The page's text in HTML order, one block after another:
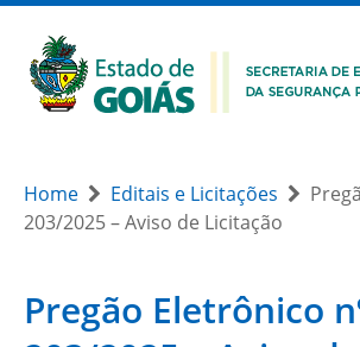
Home Editais e Licitações
203/2025 – Aviso de Licitação
Pregão Eletrônico